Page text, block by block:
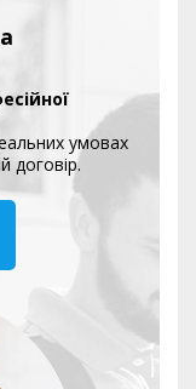
умовах
договір.